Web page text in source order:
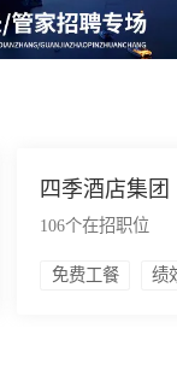
四季酒店集团
106个在招职位
免费工餐 绩